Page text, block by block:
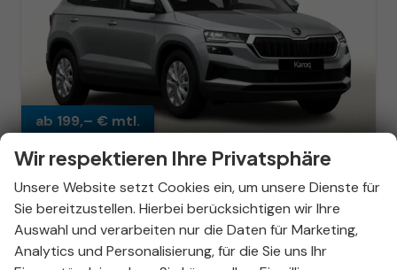
ab 199,– € mtl.
Skoda Karoq
Fahrzeug mit Tageszulassung
Wir respektieren Ihre Privatsphäre
Unsere Website setzt Cookies ein, um unsere Dienste für
Sie bereitzustellen. Hierbei berücksichtigen wir Ihre
Auswahl und verarbeiten nur die Daten für Marketing,
Analytics und Personalisierung, für die Sie uns Ihr